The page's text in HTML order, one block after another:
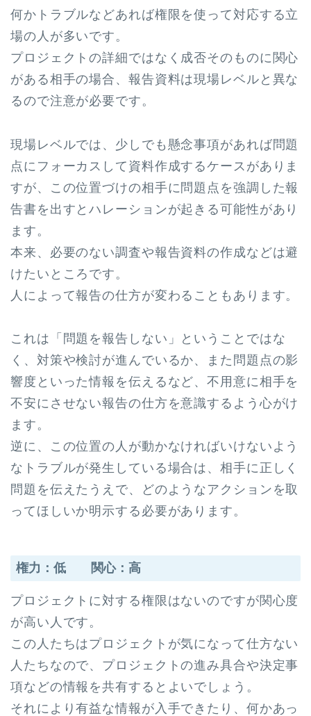
何かトラブルなどあれば権限を使って対応する立
場の人が多いです。
プロジェクトの詳細ではなく成否そのものに関心
がある相手の場合、報告資料は現場レベルと異な
るので注意が必要です。
現場レベルでは、少しでも懸念事項があれば問題
点にフォーカスして資料作成するケースがありま
すが、この位置づけの相手に問題点を強調した報
告書を出すとハレーションが起きる可能性があり
ます。
本来、必要のない調査や報告資料の作成などは避
けたいところです。
人によって報告の仕方が変わることもあります。
これは「問題を報告しない」ということではな
く、対策や検討が進んでいるか、また問題点の影
響度といった情報を伝えるなど、不用意に相手を
不安にさせない報告の仕方を意識するよう心がけ
ます。
逆に、この位置の人が動かなければいけないよう
なトラブルが発生している場合は、相手に正しく
問題を伝えたうえで、どのようなアクションを取
ってほしいか明示する必要があります。
権力：低 関心：高
プロジェクトに対する権限はないのですが関心度
が高い人です。
この人たちはプロジェクトが気になって仕方ない
人たちなので、プロジェクトの進み具合や決定事
項などの情報を共有するとよいでしょう。
それにより有益な情報が入手できたり、何かあっ